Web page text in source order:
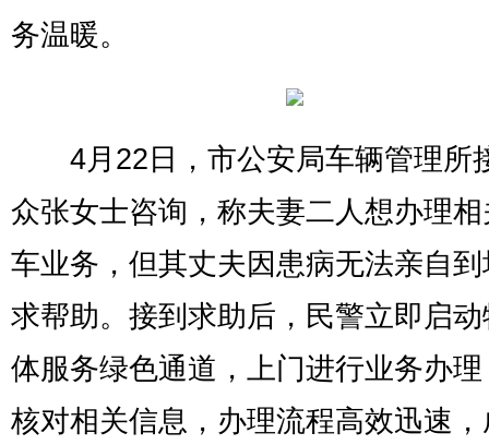
务温暖。
4月22日，市公安局车辆管理所
众张女士咨询，称夫妻二人想办理
车业务，但其丈夫因患病无法亲自
求帮助。接到求助后，民警立即启
体服务绿色通道，上门进行业务办
核对相关信息，办理流程高效迅速